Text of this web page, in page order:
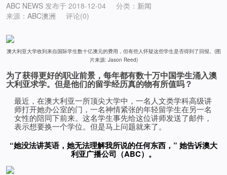
ABC NEWS 发布于 2018-12-04 分类： 新闻
来源： ABC澳洲 评论(0)
澳大利亚大学收到来自国际学生数十亿澳元的费用，但有些人怀疑这些学生是否得到了回报。(图
片来源: Jason Reed)
为了获得更好的职业前景，每年都有数十万中国学生涌入澳
大利亚求学。但是他们的留学经历真的物有所值吗？
最近，在澳大利亚一所顶尖大学中，一名人文类学科高级讲
师打开她办公室的门，一名神情紧张的年轻留学生在另一名
女性的陪同下前来。这名学生事先给这位讲师发送了邮件，
表示想要换一个学位。但是马上问题就来了。
“她没法讲英语，她无法理解我所说的任何东西，” 她告诉澳大
利亚广播公司（ABC）。